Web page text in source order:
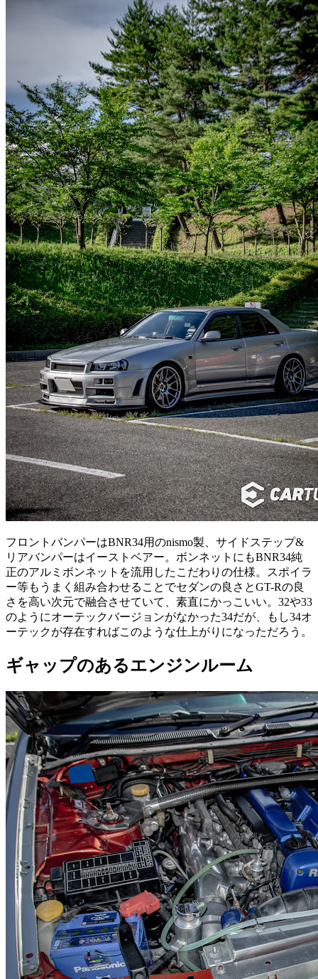
フロントバンパーはBNR34用のnismo製、サイドステップ&
リアバンパーはイーストベアー。ボンネットにもBNR34純
正のアルミボンネットを流用したこだわりの仕様。スポイラ
ー等もうまく組み合わせることでセダンの良さとGT-Rの良
さを高い次元で融合させていて、素直にかっこいい。32や33
のようにオーテックバージョンがなかった34だが、もし34オ
ーテックが存在すればこのような仕上がりになっただろう。
ギャップのあるエンジンルーム